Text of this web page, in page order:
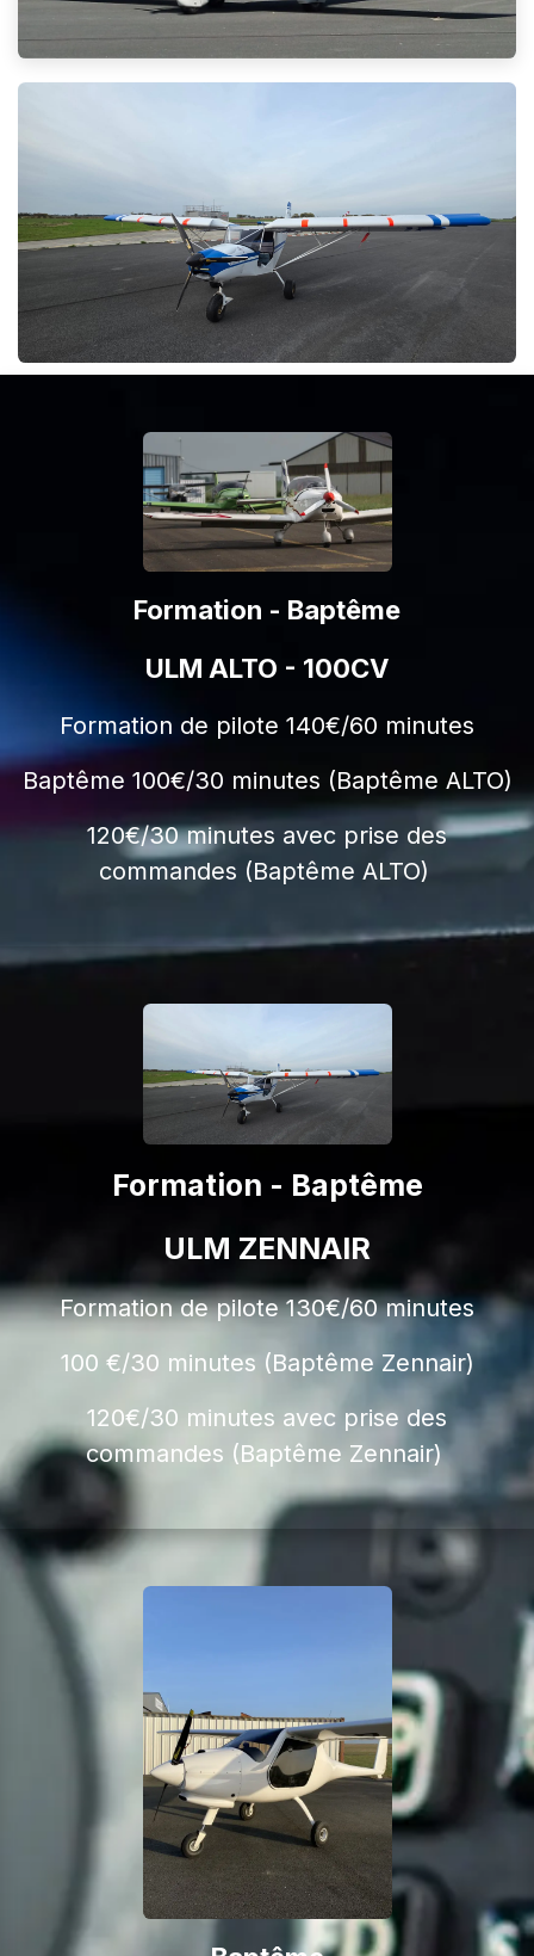
Formation - Baptême
ULM ALTO - 100CV
Formation de pilote 140€/60 minutes
Baptême 100€/30 minutes (Baptême ALTO)
120€/30 minutes avec prise des
commandes (Baptême ALTO)
Formation - Baptême
ULM ZENNAIR
Formation de pilote 130€/60 minutes
100 €/30 minutes (Baptême Zennair)
120€/30 minutes avec prise des
commandes (Baptême Zennair)